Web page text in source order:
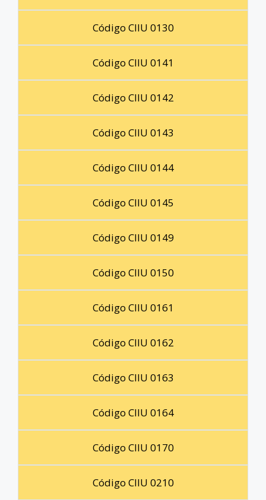
Código CIIU 0130
Código CIIU 0141
Código CIIU 0142
Código CIIU 0143
Código CIIU 0144
Código CIIU 0145
Código CIIU 0149
Código CIIU 0150
Código CIIU 0161
Código CIIU 0162
Código CIIU 0163
Código CIIU 0164
Código CIIU 0170
Código CIIU 0210